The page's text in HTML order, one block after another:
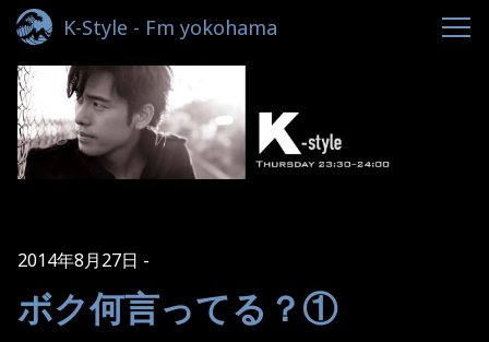
K-Style - Fm yokohama
2014年8月27日
ボク何言ってる？①